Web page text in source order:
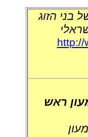
במטוס של בני הזוג
http://
ראש